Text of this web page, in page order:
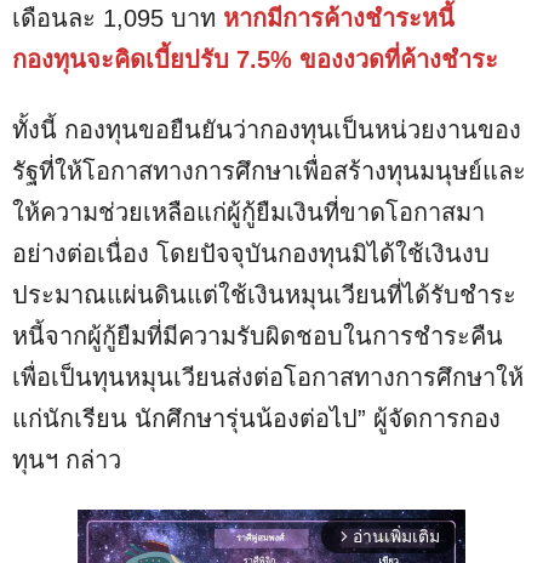
เดือนละ 1,095 บาท หากมีการค้างชำระหนี้
กองทุนจะคิดเบี้ยปรับ 7.5% ของงวดที่ค้างชำระ
ทั้งนี้ กองทุนขอยืนยันว่ากองทุนเป็นหน่วยงานของ
รัฐที่ให้โอกาสทางการศึกษาเพื่อสร้างทุนมนุษย์และ
ให้ความช่วยเหลือแก่ผู้กู้ยืมเงินที่ขาดโอกาสมา
อย่างต่อเนื่อง โดยปัจจุบันกองทุนมิได้ใช้เงินงบ
ประมาณแผ่นดินแต่ใช้เงินหมุนเวียนที่ได้รับชำระ
หนี้จากผู้กู้ยืมที่มีความรับผิดชอบในการชำระคืน
เพื่อเป็นทุนหมุนเวียนส่งต่อโอกาสทางการศึกษาให้
แก่นักเรียน นักศึกษารุ่นน้องต่อไป” ผู้จัดการกอง
ทุนฯ กล่าว
arrow_forward_ios อ่านเพิ่มเติม